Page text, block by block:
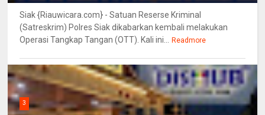
Siak {Riauwicara.com} - Satuan Reserse Kriminal
(Satreskrim) Polres Siak dikabarkan kembali melakukan
Operasi Tangkap Tangan (OTT). Kali ini... Readmore
3